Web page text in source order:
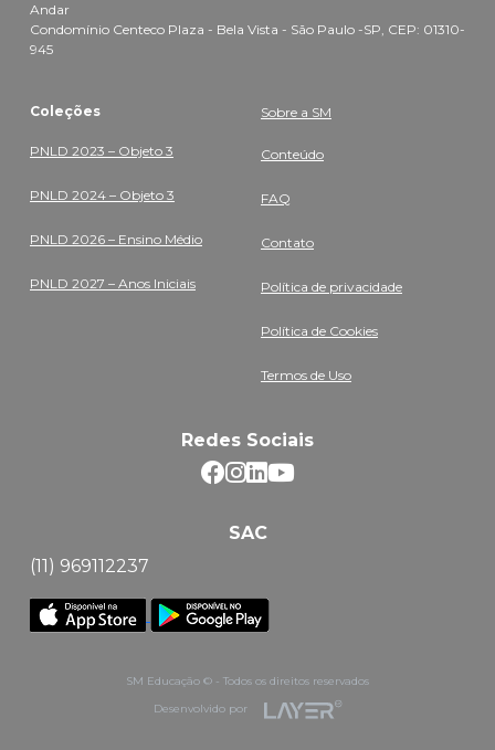
Andar
Condomínio Centeco Plaza - Bela Vista - São Paulo -SP, CEP: 01310-
945
Coleções
PNLD 2023 – Objeto 3
PNLD 2024 – Objeto 3
PNLD 2026 – Ensino Médio
PNLD 2027 – Anos Iniciais
Sobre a SM
Conteúdo
FAQ
Contato
Política de privacidade
Política de Cookies
Termos de Uso
Redes Sociais
SAC
(11) 969112237
SM Educação © - Todos os direitos reservados
Desenvolvido por